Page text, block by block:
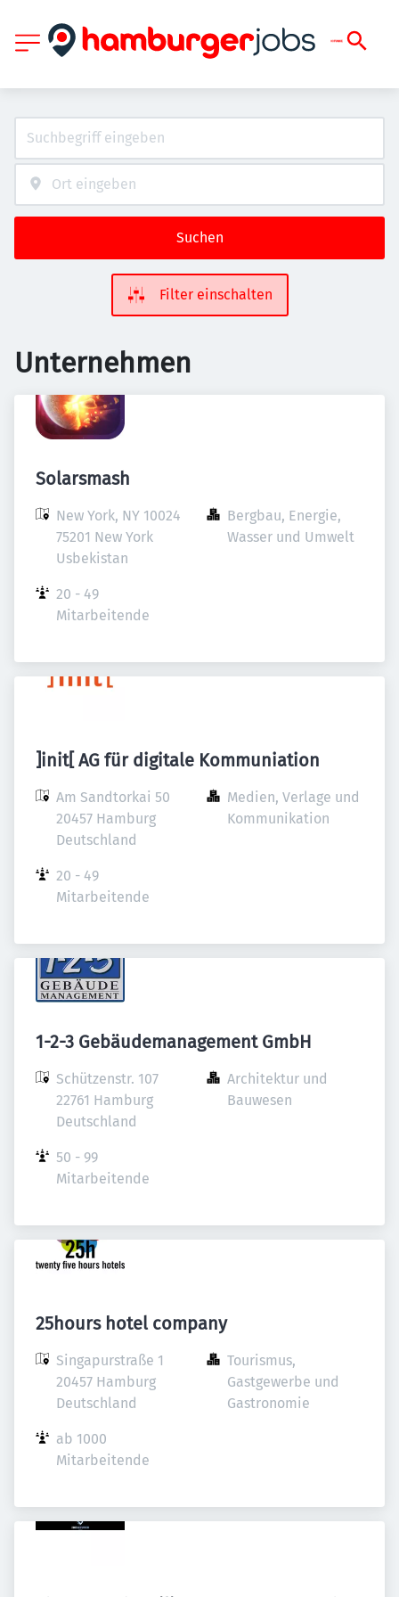
Suchen
Filter einschalten
Unternehmen
Solarsmash
New York, NY 10024
75201 New York
Usbekistan
Bergbau, Energie,
Wasser und Umwelt
20 - 49
Mitarbeitende
]init[ AG für digitale Kommuniation
Am Sandtorkai 50
20457 Hamburg
Deutschland
Medien, Verlage und
Kommunikation
20 - 49
Mitarbeitende
1-2-3 Gebäudemanagement GmbH
Schützenstr. 107
22761 Hamburg
Deutschland
Architektur und
Bauwesen
50 - 99
Mitarbeitende
25hours hotel company
Singapurstraße 1
20457 Hamburg
Deutschland
Tourismus,
Gastgewerbe und
Gastronomie
ab 1000
Mitarbeitende